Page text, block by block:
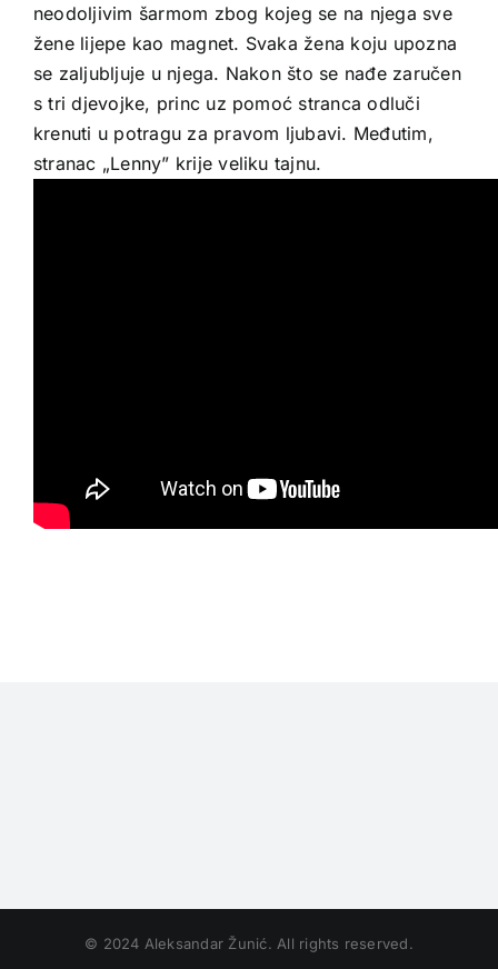
neodoljivim šarmom zbog kojeg se na njega sve
žene lijepe kao magnet. Svaka žena koju upozna
se zaljubljuje u njega. Nakon što se nađe zaručen
s tri djevojke, princ uz pomoć stranca odluči
krenuti u potragu za pravom ljubavi. Međutim,
stranac „Lenny” krije veliku tajnu.
© 2024 Aleksandar Žunić. All rights reserved.